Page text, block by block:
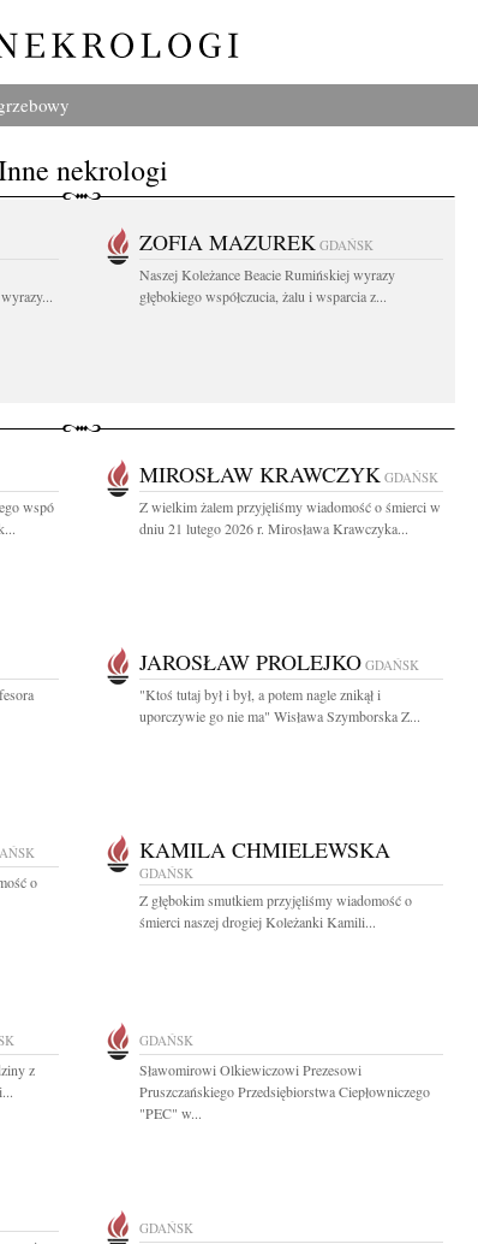
nekrologi
ZOFIA MAZUREK GDAŃSK
Naszej Koleżance Beacie Rumińskiej wyrazy
głębokiego współczucia, żalu i wsparcia z...
wspó
MIROSŁAW KRAWCZYK GDAŃSK
Z wielkim żalem przyjęliśmy wiadomość o śmierci w
dniu 21 lutego 2026 r. Mirosława Krawczyka...
JAROSŁAW PROLEJKO GDAŃSK
"Ktoś tutaj był i był, a potem nagle znikął i
uporczywie go nie ma" Wisława Szymborska Z...
o
KAMILA CHMIELEWSKA
GDAŃSK
Z głębokim smutkiem przyjęliśmy wiadomość o
śmierci naszej drogiej Koleżanki Kamili...
z
GDAŃSK
Sławomirowi Olkiewiczowi Prezesowi
Pruszczańskiego Przedsiębiorstwa Ciepłowniczego
"PEC" w...
GDAŃSK